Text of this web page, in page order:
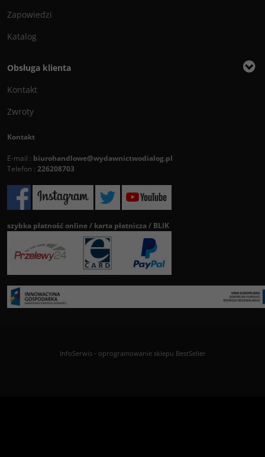
Zapowiedzi
Katalog
Obsługa klienta
Kontakt
Zwroty
Kontakt
E-mail : biurohandlowe@wydawnictwodialog.pl
Telefon : 226208703
szybka płatność online / karta płatnicza / BLIK
InfoSerwis- oprogramowanie sklepu BestSeller